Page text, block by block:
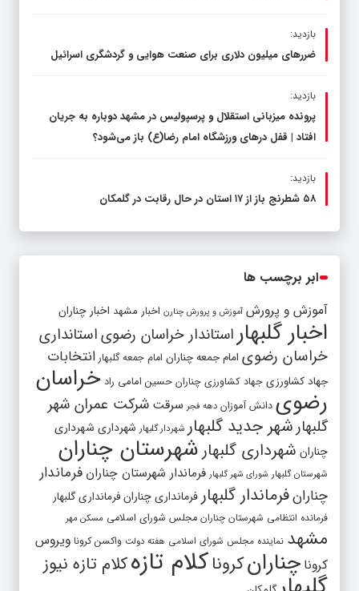
بازدید:
ضررهای میلیون دلاری برای صنعت هوایی و گردشگری اسرائیل
بازدید:
پرونده میزبانی استقلال و پرسپولیس در مشهد دوباره به جریان
افتاد | قفل در‌های ورزشگاه امام رضا(ع) باز می‌شود؟
بازدید:
۵۸ شطرنج‌ باز از ۱۷ استان در حال رقابت در گلمکان
ابر برچسب ها
آموزش و پرورش آموزش و پرورش چنارن اخبار مشهد اخبار چناران
اخبار گلبهار استاندار خراسان رضویاستانداری
خراسان رضوی امام جمعه چناران امام جمعه گلبهار انتخابات
جهاد کشاورزی جهاد کشاورزی چناران حسین امامی راد خراسان
رضوی دانش آموزان دهه فجر سرقت شرکت عمران شهر
گلبهارشهر جدید گلبهار شهردار گلبهار شهرداری شهرداری
چناران شهرداری گلبهار شهرستان چناران
شهرستان گلبهار شورای شهر گلبهار فرماندار شهرستان چناران فرماندار
چنارانفرماندار گلبهار فرمانداری چنارانفرمانداری گلبهار
فرمانده انتظامی شهرستان چناران مجلس شورای اسلامی مسکن مهر
مشهد نماینده مجلس شورای اسلامی هفته دولت واکسن کرونا ویروس
کرونا چنارانکروناکلام تازهکلام تازه نیوز